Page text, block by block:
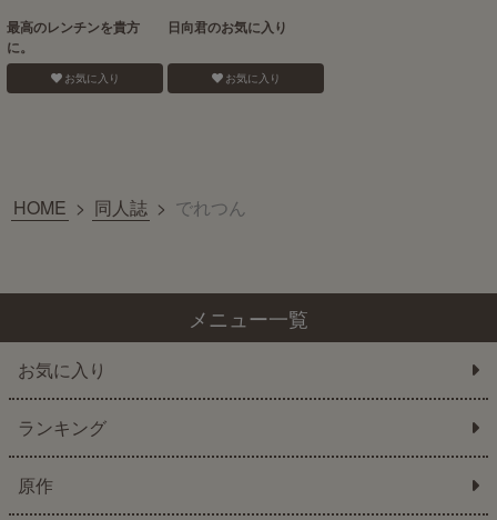
最高のレンチンを貴方
に。
お気に入り
日向君のお気に入り
お気に入り
HOME > 同人誌 > でれつん
メニュー一覧
お気に入り
ランキング
原作